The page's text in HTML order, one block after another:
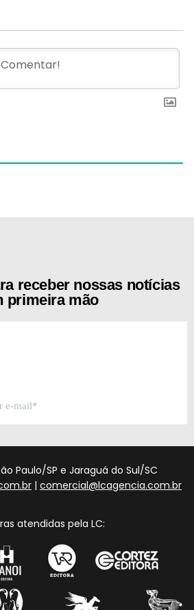
receber nossas notícias
primeira mão
Paulo/SP e Jaraguá do Sul/SC
| comercial@lcagencia.com.br
atendidas pela LC: